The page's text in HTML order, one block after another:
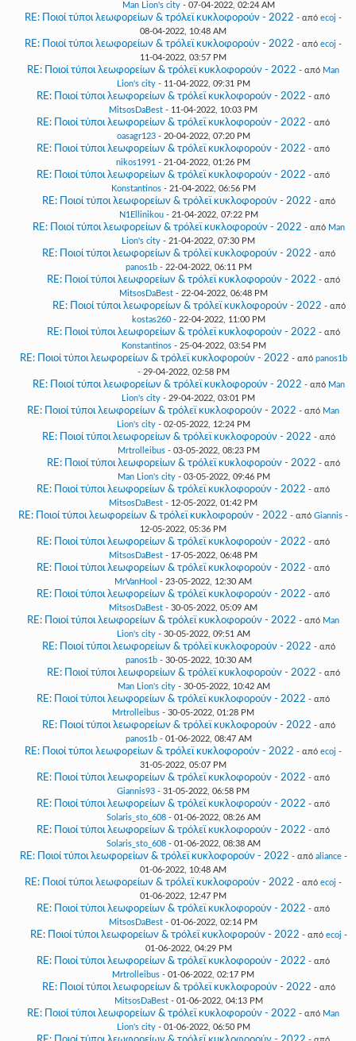
Man Lion's city - 07-04-2022, 02:24 AM
RE: Ποιοί τύποι λεωφορείων & τρόλεϊ κυκλοφορούν - 2022 - από ecoj -
08-04-2022, 10:48 AM
RE: Ποιοί τύποι λεωφορείων & τρόλεϊ κυκλοφορούν - 2022 - από ecoj -
11-04-2022, 03:57 PM
RE: Ποιοί τύποι λεωφορείων & τρόλεϊ κυκλοφορούν - 2022 - από Man
Lion's city- 11-04-2022, 09:31 PM
RE: Ποιοί τύποι λεωφορείων & τρόλεϊ κυκλοφορούν - 2022 - από
MitsosDaBest - 11-04-2022, 10:03 PM
RE: Ποιοί τύποι λεωφορείων & τρόλεϊ κυκλοφορούν - 2022 - από
oasagr123- 20-04-2022, 07:20 PM
RE: Ποιοί τύποι λεωφορείων & τρόλεϊ κυκλοφορούν - 2022 - από
nikos1991 - 21-04-2022, 01:26 PM
RE: Ποιοί τύποι λεωφορείων & τρόλεϊ κυκλοφορούν - 2022 - από
Konstantinos- 21-04-2022, 06:56 PM
RE: Ποιοί τύποι λεωφορείων & τρόλεϊ κυκλοφορούν - 2022 - από
N1Ellinikou- 21-04-2022, 07:22 PM
RE: Ποιοί τύποι λεωφορείων & τρόλεϊ κυκλοφορούν - 2022 - από Man
Lion's city - 21-04-2022, 07:30 PM
RE: Ποιοί τύποι λεωφορείων & τρόλεϊ κυκλοφορούν - 2022 - από
panos1b- 22-04-2022, 06:11 PM
RE: Ποιοί τύποι λεωφορείων & τρόλεϊ κυκλοφορούν - 2022 - από
MitsosDaBest - 22-04-2022, 06:48 PM
RE: Ποιοί τύποι λεωφορείων & τρόλεϊ κυκλοφορούν - 2022 - από
kostas260 - 22-04-2022, 11:00 PM
RE: Ποιοί τύποι λεωφορείων & τρόλεϊ κυκλοφορούν - 2022 - από
Konstantinos- 25-04-2022, 03:54 PM
RE: Ποιοί τύποι λεωφορείων & τρόλεϊ κυκλοφορούν - 2022 - από panos1b
- 29-04-2022, 02:58 PM
RE: Ποιοί τύποι λεωφορείων & τρόλεϊ κυκλοφορούν - 2022 - από Man
Lion's city - 29-04-2022, 03:01 PM
RE: Ποιοί τύποι λεωφορείων & τρόλεϊ κυκλοφορούν - 2022 - από Man
Lion's city- 02-05-2022, 12:24 PM
RE: Ποιοί τύποι λεωφορείων & τρόλεϊ κυκλοφορούν - 2022 - από
Mrtrolleibus- 03-05-2022, 08:23 PM
RE: Ποιοί τύποι λεωφορείων & τρόλεϊ κυκλοφορούν - 2022 - από
Man Lion's city- 03-05-2022, 09:46 PM
RE: Ποιοί τύποι λεωφορείων & τρόλεϊ κυκλοφορούν - 2022 - από
MitsosDaBest - 12-05-2022, 01:42 PM
RE: Ποιοί τύποι λεωφορείων & τρόλεϊ κυκλοφορούν - 2022 - από Giannis -
12-05-2022, 05:36 PM
RE: Ποιοί τύποι λεωφορείων & τρόλεϊ κυκλοφορούν - 2022 - από
MitsosDaBest - 17-05-2022, 06:48 PM
RE: Ποιοί τύποι λεωφορείων & τρόλεϊ κυκλοφορούν - 2022 - από
MrVanHool - 23-05-2022, 12:30 AM
RE: Ποιοί τύποι λεωφορείων & τρόλεϊ κυκλοφορούν - 2022 - από
MitsosDaBest - 30-05-2022, 05:09 AM
RE: Ποιοί τύποι λεωφορείων & τρόλεϊ κυκλοφορούν - 2022 - από Man
Lion's city- 30-05-2022, 09:51 AM
RE: Ποιοί τύποι λεωφορείων & τρόλεϊ κυκλοφορούν - 2022 - από
panos1b- 30-05-2022, 10:30 AM
RE: Ποιοί τύποι λεωφορείων & τρόλεϊ κυκλοφορούν - 2022 - από
Man Lion's city- 30-05-2022, 10:42 AM
RE: Ποιοί τύποι λεωφορείων & τρόλεϊ κυκλοφορούν - 2022 - από
Mrtrolleibus - 30-05-2022, 01:28 PM
RE: Ποιοί τύποι λεωφορείων & τρόλεϊ κυκλοφορούν - 2022 - από
panos1b- 01-06-2022, 08:47 AM
RE: Ποιοί τύποι λεωφορείων & τρόλεϊ κυκλοφορούν - 2022 - από ecoj -
31-05-2022, 05:07 PM
RE: Ποιοί τύποι λεωφορείων & τρόλεϊ κυκλοφορούν - 2022 - από
Giannis93 - 31-05-2022, 06:58 PM
RE: Ποιοί τύποι λεωφορείων & τρόλεϊ κυκλοφορούν - 2022 - από
Solaris_sto_608- 01-06-2022, 08:26 AM
RE: Ποιοί τύποι λεωφορείων & τρόλεϊ κυκλοφορούν - 2022 - από
Solaris_sto_608- 01-06-2022, 08:38 AM
RE: Ποιοί τύποι λεωφορείων & τρόλεϊ κυκλοφορούν - 2022 - από aliance-
01-06-2022, 10:48 AM
RE: Ποιοί τύποι λεωφορείων & τρόλεϊ κυκλοφορούν - 2022 - από ecoj -
01-06-2022, 12:47 PM
RE: Ποιοί τύποι λεωφορείων & τρόλεϊ κυκλοφορούν - 2022 - από
MitsosDaBest - 01-06-2022, 02:14 PM
RE: Ποιοί τύποι λεωφορείων & τρόλεϊ κυκλοφορούν - 2022 - από ecoj -
01-06-2022, 04:29 PM
RE: Ποιοί τύποι λεωφορείων & τρόλεϊ κυκλοφορούν - 2022 - από
Mrtrolleibus - 01-06-2022, 02:17 PM
RE: Ποιοί τύποι λεωφορείων & τρόλεϊ κυκλοφορούν - 2022 - από
MitsosDaBest- 01-06-2022, 04:13 PM
RE: Ποιοί τύποι λεωφορείων & τρόλεϊ κυκλοφορούν - 2022 - από Man
Lion's city- 01-06-2022, 06:50 PM